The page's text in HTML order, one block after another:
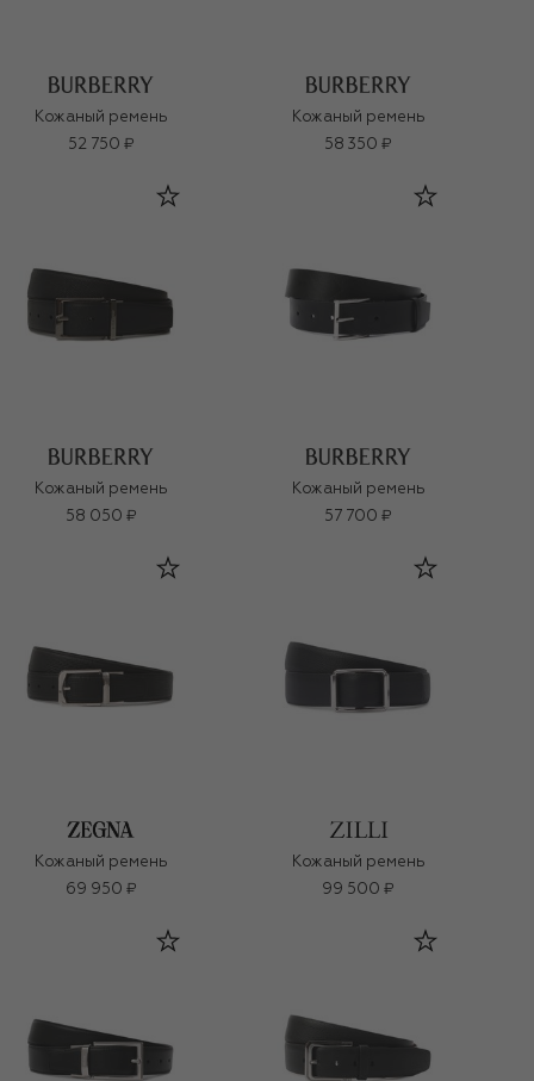
Кожаный ремень
52 750 ₽
Кожаный ремень
58 350 ₽
Кожаный ремень
58 050 ₽
Кожаный ремень
57 700 ₽
Кожаный ремень
69 950 ₽
Кожаный ремень
99 500 ₽